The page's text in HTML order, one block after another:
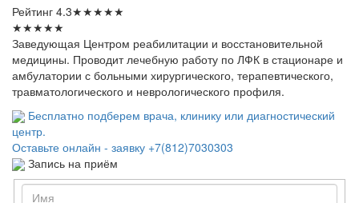
Рейтинг 4.3★★★★★
★★★★★
Заведующая Центром реабилитации и восстановительной
медицины. Проводит лечебную работу по ЛФК в стационаре и
амбулатории с больными хирургического, терапевтического,
травматологического и неврологического профиля.
Бесплатно подберем врача, клинику или диагностический
центр.
Оставьте онлайн - заявку +7(812)7030303
Запись на приём